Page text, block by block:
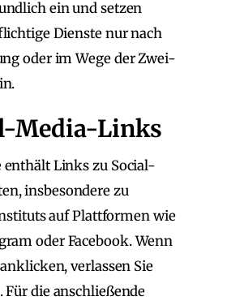
ein und setzen
Dienste nur nach
oder im Wege der Zwei-
Media-Links
enthält Links zu Social-
insbesondere zu
auf Plattformen wie
oder Facebook. Wenn
verlassen Sie
Für die anschließende